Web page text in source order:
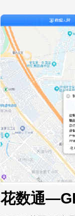
花数通